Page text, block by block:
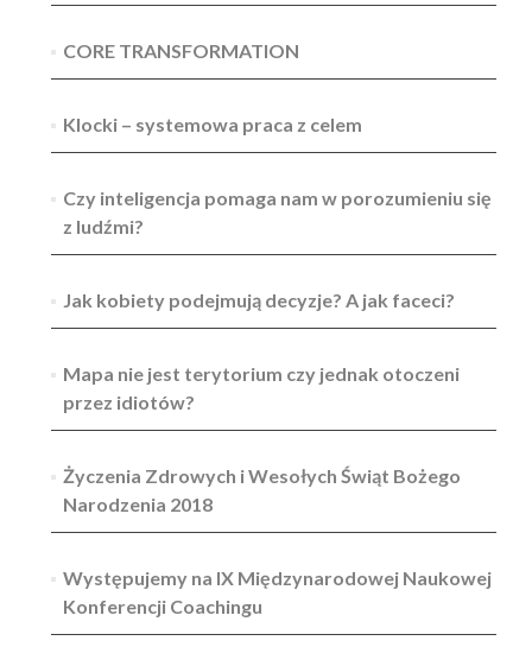
CORE TRANSFORMATION
Klocki – systemowa praca z celem
Czy inteligencja pomaga nam w porozumieniu się
z ludźmi?
Jak kobiety podejmują decyzje? A jak faceci?
Mapa nie jest terytorium czy jednak otoczeni
przez idiotów?
Życzenia Zdrowych i Wesołych Świąt Bożego
Narodzenia 2018
Występujemy na IX Międzynarodowej Naukowej
Konferencji Coachingu